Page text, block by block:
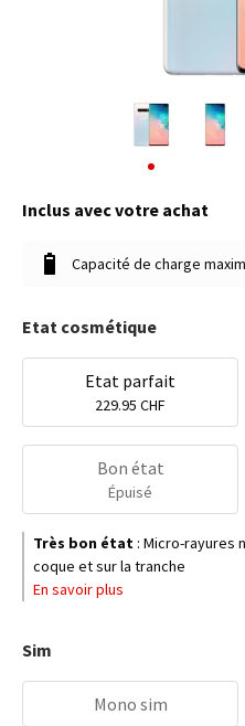
Inclus avec votre achat
Capacité de charge
Etat cosmétique
Etat parfait
229.95 CHF
Bon état
Épuisé
Très bon état : Micro-rayures
coque et sur la tranche
En savoir plus
Sim
Mono sim